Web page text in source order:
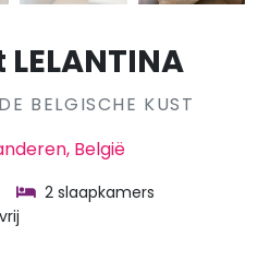
BELGISCHE KUST
België
2 slaapkamers